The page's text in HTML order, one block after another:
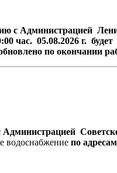
с Администрацией
час. 05.08.2026 г.
по окончании
Администрацией
водоснабжение по